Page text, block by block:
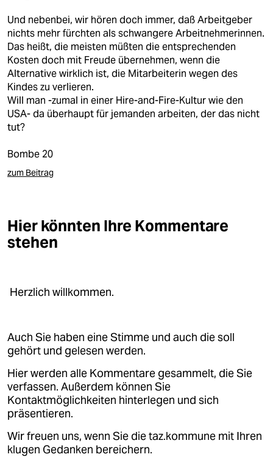
Und nebenbei, wir hören doch immer, daß Arbeitgeber
nichts mehr fürchten als schwangere Arbeitnehmerinnen.
Das heißt, die meisten müßten die entsprechenden
Kosten doch mit Freude übernehmen, wenn die
Alternative wirklich ist, die Mitarbeiterin wegen des
Kindes zu verlieren.
Will man -zumal in einer Hire-and-Fire-Kultur wie den
USA- da überhaupt für jemanden arbeiten, der das nicht
tut?
Bombe 20
zum Beitrag
Hier könnten Ihre Kommentare
stehen
Herzlich willkommen.
Auch Sie haben eine Stimme und auch die soll
gehört und gelesen werden.
Hier werden alle Kommentare gesammelt, die Sie
verfassen. Außerdem können Sie
Kontaktmöglichkeiten hinterlegen und sich
präsentieren.
Wir freuen uns, wenn Sie die taz.kommune mit Ihren
klugen Gedanken bereichern.